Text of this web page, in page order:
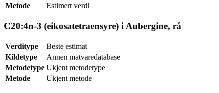
Metode
Estimert verdi
C20:4n-3 (eikosatetraensyre) i Aubergine, rå
Verditype
Beste estimat
Kildetype
Annen matvaredatabase
Metodetype Ukjent metodetype
Metode
Ukjent metode